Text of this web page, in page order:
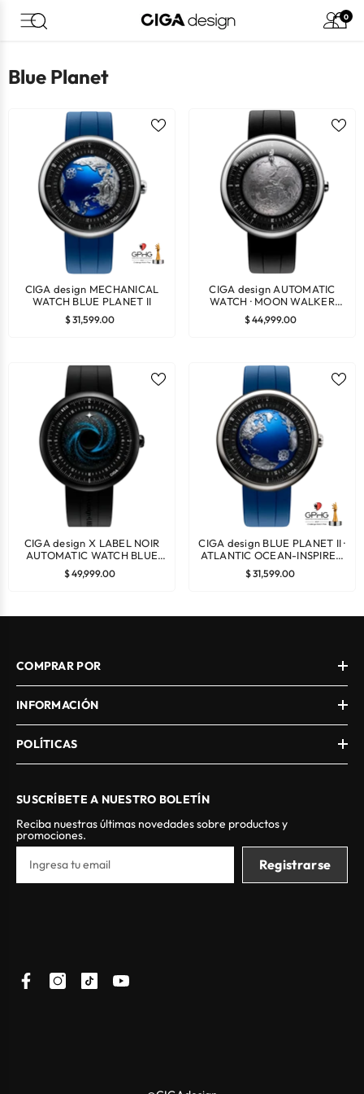
0
Blue Planet
CIGA design MECHANICAL
WATCH BLUE PLANET II
$ 31,599.00
CIGA design AUTOMATIC
WATCH · MOON WALKER
EDITION
$ 44,999.00
CIGA design X LABEL NOIR
AUTOMATIC WATCH BLUE
PLANET II · BLACK STAR
EDITION
$ 49,999.00
CIGA design BLUE PLANET II ·
ATLANTIC OCEAN-INSPIRED
AUTOMATIC WATCH
$ 31,599.00
COMPRAR POR
INFORMACIÓN
POLÍTICAS
SUSCRÍBETE A NUESTRO BOLETÍN
Reciba nuestras últimas novedades sobre productos y
promociones.
Registrarse
¡NO TE QUEDES SIN TU
REGALO!
Obtén una correa de regalo en
Hasta agotar existencias.